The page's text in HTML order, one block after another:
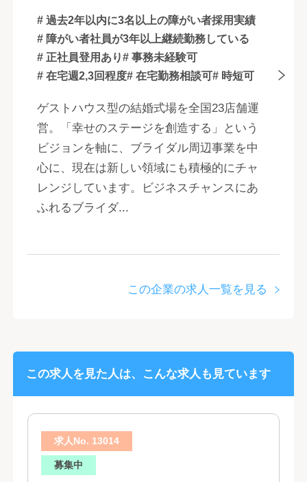
# 過去2年以内に3名以上の障がい者採用実績
# 障がい者社員が3年以上継続勤務している
# 正社員登用あり# 事務未経験可
# 在宅週2,3回程度# 在宅勤務相談可# 時短可
ゲストハウス型の結婚式場を全国23店舗運
営。「幸せのステージを創造する」という
ビジョンを軸に、ブライダル周辺事業を中
心に、現在は新しい領域にも積極的にチャ
レンジしています。ビジネスチャンスにあ
ふれるブライダ...
この企業の求人一覧を見る
この求人を見た人は、こんな求人も見ています
求人No. 13014
募集中